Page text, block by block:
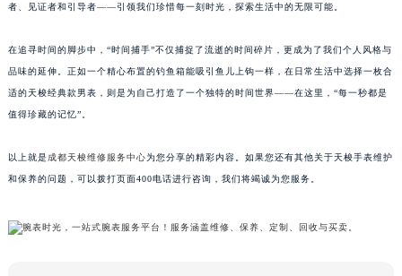
者、见证者和引导者——引领我们珍惜每一刻时光，探索生活中的无限可能。
在追寻时间的脚步中，“时间捕手”不仅捕捉了流逝的时间碎片，更成为了我们个人风格与
品味的延伸。正如一个精心布置的钓鱼箱能吸引鱼儿上钩一样，在日常生活中选择一枚合
适的天梭经典款男表，则是为自己打造了一个独特的时间世界——在这里，“每一秒都是
值得珍藏的记忆”。
以上就是 成都天梭维修服务中心为您分享的精彩内容。如果您还有其他关于天梭手表维护
和保养的问题，可以拨打页面400电话进行咨询，我们将竭诚为您服务。